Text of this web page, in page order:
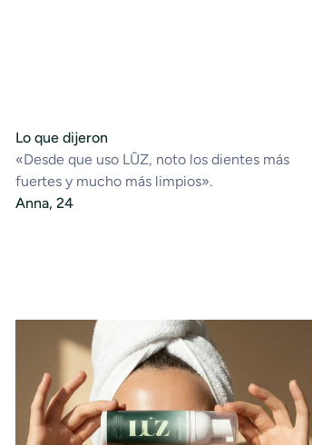
Lo que dijeron
«Desde que uso LŪZ, noto los dientes más
fuertes y mucho más limpios».
Anna, 24